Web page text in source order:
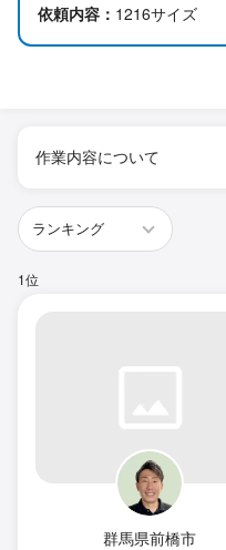
依頼内容： 1216サイズ
作業内容について
1位
群馬県前橋市